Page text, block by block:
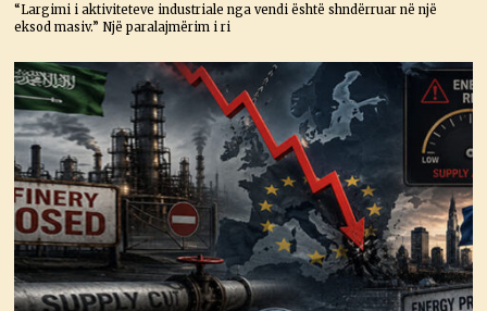
“Largimi i aktiviteteve industriale nga vendi është shndërruar në një
eksod masiv.” Një paralajmërim i ri